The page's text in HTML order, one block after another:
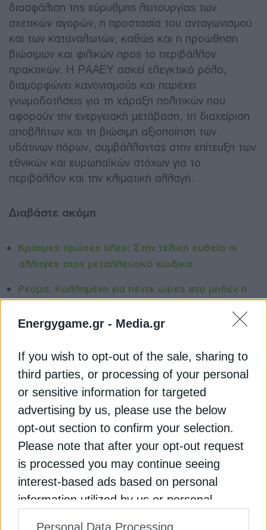
Energygame.gr - Media.gr
If you wish to opt-out of the sale, sharing to
third parties, or processing of your personal
or sensitive information for targeted
advertising by us, please use the below
opt-out section to confirm your selection.
Please note that after your opt-out request
is processed you may continue seeing
interest-based ads based on personal
information utilized by us or personal
Personal Data Processing
διασφάλιση της εύρυθμης λειτουργίας των
σχετικών αγορών, η προστασία του ανταγωνισμού
και των καταναλωτών, καθώς και η προώθηση
βιώσιμων και φιλικών προς το περιβάλλον
πρακτικών. Η ΡΑΑΕΥ ασκεί ελεγκτικό ρόλο,
διαμορφώνει κανονισμούς και παρέχει
γνωμοδοτήσεις για τη χάραξη πολιτικών που
αφορούν την ενεργειακή μετάβαση, τη διαχείριση
αποβλήτων και τη βιώσιμη αξιοποίηση των
υδάτινων πόρων, συμβάλλοντας στην επίτευξη των
εθνικών και ευρωπαϊκών στόχων για το
περιβάλλον και την κλιματική αλλαγή.
Διαβάστε ακόμη
Κρίσιμες πρώτες ύλες: Στην τελική ευθεία οι
αλλαγές στον μεταλλευτικό κώδικα
Ρεύμα: Κολλημένη για πέντε ώρες στο μηδέν η
“Αγκάθι” οι πληρωμές του Εξοικονομώ 2021
METLEN ENERGY & METALS ΡΑΑΕΥ ΦΟΣΕ
ΔΕΊΤΕ ΕΠΊΣΗΣ